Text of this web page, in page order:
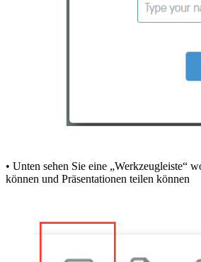
• Unten sehen Sie eine „Werkzeugleiste“
können und Präsentationen teilen können